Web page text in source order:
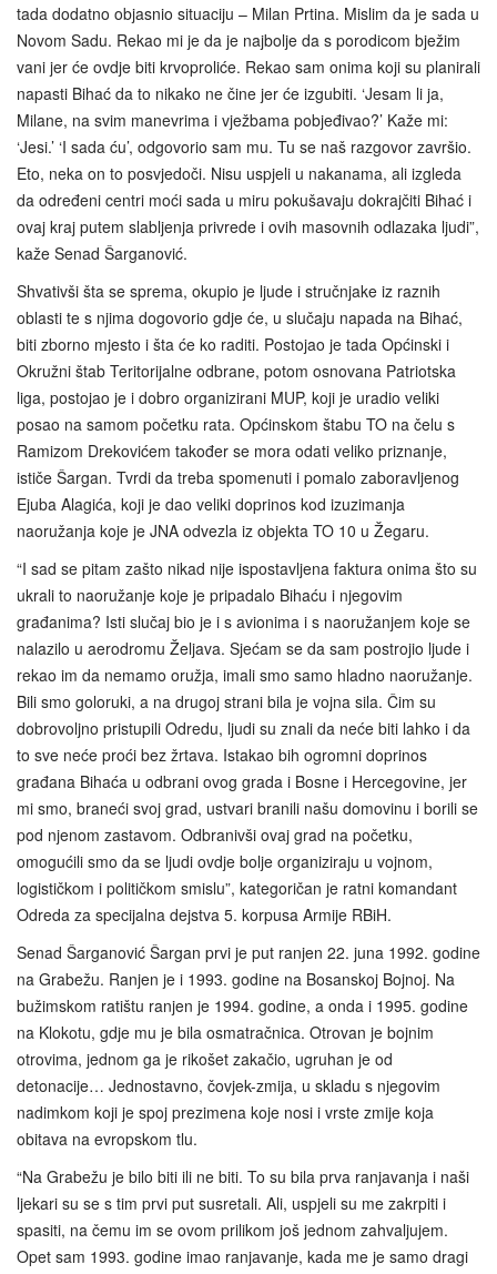
tada dodatno objasnio situaciju – Milan Prtina. Mislim da je sada u
Novom Sadu. Rekao mi je da je najbolje da s porodicom bježim
vani jer će ovdje biti krvoproliće. Rekao sam onima koji su planirali
napasti Bihać da to nikako ne čine jer će izgubiti. ‘Jesam li ja,
Milane, na svim manevrima i vježbama pobjeđivao?’ Kaže mi:
‘Jesi.’ ‘I sada ću’, odgovorio sam mu. Tu se naš razgovor završio.
Eto, neka on to posvjedoči. Nisu uspjeli u nakanama, ali izgleda
da određeni centri moći sada u miru pokušavaju dokrajčiti Bihać i
ovaj kraj putem slabljenja privrede i ovih masovnih odlazaka ljudi”,
kaže Senad Šarganović.
Shvativši šta se sprema, okupio je ljude i stručnjake iz raznih
oblasti te s njima dogovorio gdje će, u slučaju napada na Bihać,
biti zborno mjesto i šta će ko raditi. Postojao je tada Općinski i
Okružni štab Teritorijalne odbrane, potom osnovana Patriotska
liga, postojao je i dobro organizirani MUP, koji je uradio veliki
posao na samom početku rata. Općinskom štabu TO na čelu s
Ramizom Drekovićem također se mora odati veliko priznanje,
ističe Šargan. Tvrdi da treba spomenuti i pomalo zaboravljenog
Ejuba Alagića, koji je dao veliki doprinos kod izuzimanja
naoružanja koje je JNA odvezla iz objekta TO 10 u Žegaru.
“I sad se pitam zašto nikad nije ispostavljena faktura onima što su
ukrali to naoružanje koje je pripadalo Bihaću i njegovim
građanima? Isti slučaj bio je i s avionima i s naoružanjem koje se
nalazilo u aerodromu Željava. Sjećam se da sam postrojio ljude i
rekao im da nemamo oružja, imali smo samo hladno naoružanje.
Bili smo goloruki, a na drugoj strani bila je vojna sila. Čim su
dobrovoljno pristupili Odredu, ljudi su znali da neće biti lahko i da
to sve neće proći bez žrtava. Istakao bih ogromni doprinos
građana Bihaća u odbrani ovog grada i Bosne i Hercegovine, jer
mi smo, braneći svoj grad, ustvari branili našu domovinu i borili se
pod njenom zastavom. Odbranivši ovaj grad na početku,
omogućili smo da se ljudi ovdje bolje organiziraju u vojnom,
logističkom i političkom smislu”, kategoričan je ratni komandant
Odreda za specijalna dejstva 5. korpusa Armije RBiH.
Senad Šarganović Šargan prvi je put ranjen 22. juna 1992. godine
na Grabežu. Ranjen je i 1993. godine na Bosanskoj Bojnoj. Na
bužimskom ratištu ranjen je 1994. godine, a onda i 1995. godine
na Klokotu, gdje mu je bila osmatračnica. Otrovan je bojnim
otrovima, jednom ga je rikošet zakačio, ugruhan je od
detonacije… Jednostavno, čovjek-zmija, u skladu s njegovim
nadimkom koji je spoj prezimena koje nosi i vrste zmije koja
obitava na evropskom tlu.
“Na Grabežu je bilo biti ili ne biti. To su bila prva ranjavanja i naši
ljekari su se s tim prvi put susretali. Ali, uspjeli su me zakrpiti i
spasiti, na čemu im se ovom prilikom još jednom zahvaljujem.
Opet sam 1993. godine imao ranjavanje, kada me je samo dragi